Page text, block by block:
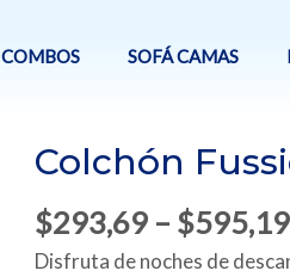
COMBOS SOFÁ CAMAS
Colchón
$293,69 – $595,19
Disfruta de noches de